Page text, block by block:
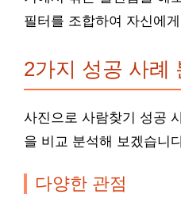
필터를 조합하여 자신에
2가지 성공 사례
사진으로 사람찾기 성공
을 비교 분석해 보겠습니
다양한 관점